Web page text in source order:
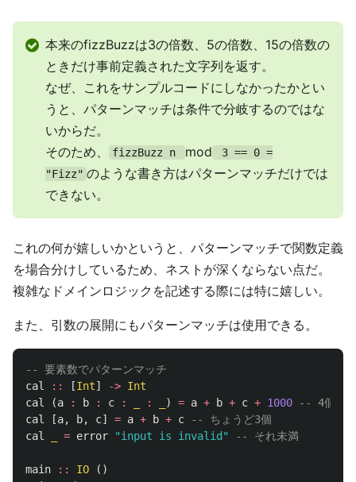
本来のfizzBuzzは3の倍数、5の倍数、15の倍数の
ときだけ事前定義された文字列を返す。
なぜ、これをサンプルコードにしなかったかとい
うと、パターンマッチは条件で分岐するのではな
いからだ。
そのため、
fizzBuzz n mod
3 == 0 =
"Fizz" のような書き方はパターンマッチだけでは
できない。
これの何が嬉しいかというと、パターンマッチで関数定義
を場合分けしているため、ネストが深くならない点だ。
複雑なドメインロジックを記述する際には特に嬉しい。
また、引数の展開にもパターンマッチは使用できる。
-- 要素数でパターンマッチ
cal
:: [Int] -> Int
cal
(a : b : c : : ) = a + b + c + 1000
-- 4個以
cal
[a, b, c] = a + b + c
-- ちょうど3個
cal
= error "input is invalid" -- それ未満
main :: IO
()